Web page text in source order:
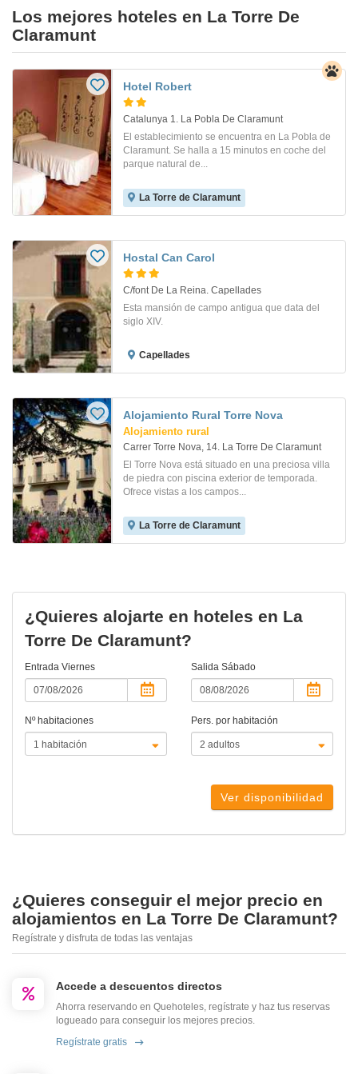
Los mejores hoteles en La Torre De
Claramunt
Hotel Robert
Catalunya 1. La Pobla De Claramunt
El establecimiento se encuentra en La Pobla de
Claramunt. Se halla a 15 minutos en coche del
parque natural de...
La Torre de Claramunt
Hostal Can Carol
C/font De La Reina. Capellades
Esta mansión de campo antigua que data del
siglo XIV.
Capellades
Alojamiento Rural Torre Nova
Alojamiento rural
Carrer Torre Nova, 14. La Torre De Claramunt
El Torre Nova está situado en una preciosa villa
de piedra con piscina exterior de temporada.
Ofrece vistas a los campos...
La Torre de Claramunt
¿Quieres alojarte en hoteles en La
Torre De Claramunt?
Entrada Viernes Salida Sábado
Nº habitaciones Pers. por habitación
Ver disponibilidad
¿Quieres conseguir el mejor precio en
alojamientos en La Torre De Claramunt?
Regístrate y disfruta de todas las ventajas
Accede a descuentos directos
Ahorra reservando en Quehoteles, regístrate y haz tus reservas
logueado para conseguir los mejores precios.
Regístrate gratis